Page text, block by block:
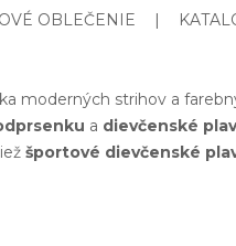
OBLEČENIE |
moderných strihov a
a dievčenské
športové dievčenské